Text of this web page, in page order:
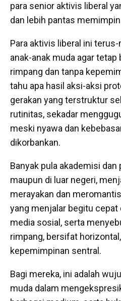
para senior aktivis liberal
dan lebih pantas
Para aktivis liberal ini
anak-anak muda agar
rimpang dan tanpa
tahu apa hasil aksi-aksi
gerakan yang terstruktur
rutinitas, sekadar
meski nyawa dan
dikorbankan.
Banyak pula akademisi dan
maupun di luar negeri,
merayakan dan
yang menjalar begitu
media sosial, serta
rimpang, bersifat
kepemimpinan sentral.
Bagi mereka, ini adalah
muda dalam